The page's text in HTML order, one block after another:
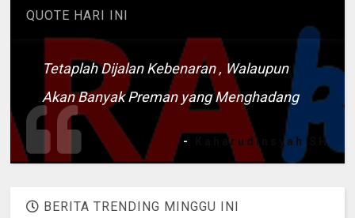
QUOTE HARI INI
Tetaplah Dijalan Kebenaran , Walaupun
Akan Banyak Preman yang Menghadang
- Kaharudinsyah SH
BERITA TRENDING MINGGU INI